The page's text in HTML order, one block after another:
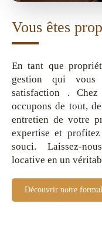
Vous êtes
En tant que
gestion qui vous
satisfaction .
occupons de tout,
entretien de votre
expertise et
souci. Laissez-
locative en un
Découvrir notre